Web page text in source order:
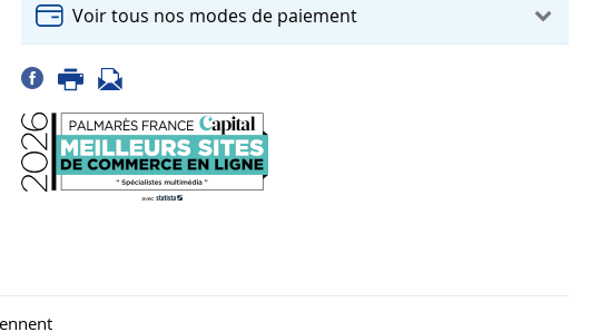
Voir tous nos modes de paiement